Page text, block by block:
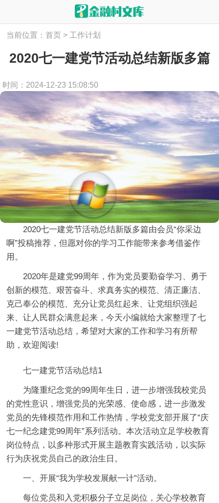
当前位置：首页 > 工作计划
2020七一建党节活动总结新版多篇
时间：2024-12-23 15:08:50
2020七一建党节活动总结新版多篇由会员“你采边
啊”投稿推荐，但愿对你的学习工作能带来参考借鉴作
用。
2020年是建党99周年，作为党员要勤奋学习、勇于
创新的模范、艰苦奋斗、求真务实的模范、清正廉洁、
克己奉公的模范、充分让党员红起来、让党组织强起
来、让人民群众满意起来，今天小编就给大家整理了七
一建党节活动总结，希望对大家的工作和学习有所帮
助，欢迎阅读!
七一建党节活动总结1
为隆重纪念党的99周年生日，进一步增强我校党员
的党性意识，增强党员的光荣感、使命感，进一步激发
党员的先锋模范作用和工作热情，学校党支部开展了“庆
七一纪念建党99周年”系列活动。本次活动立足学校教育
岗位特点，以多种形式开展主题教育实践活动，以实际
行为庆祝党员自己的政治生日。
一、开展“我为学校发展献一计”活动。
每位党员和入党积极分子立足岗位，关心学校教育